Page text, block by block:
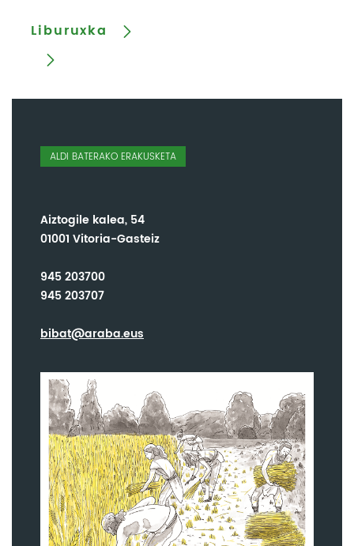
Liburuxka
ALDI BATERAKO ERAKUSKETA
Aiztogile kalea, 54
01001 Vitoria-Gasteiz
945 203700
945 203707
bibat@araba.eus